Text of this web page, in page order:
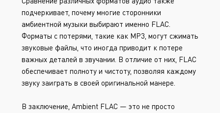
подчеркивает, почему многие сторонники
амбиентной музыки выбирают именно FLAC.
Форматы с потерями, такие как MP3, могут сжимать
звуковые файлы, что иногда приводит к потере
важных деталей в звучании. В отличие от них, FLAC
обеспечивает полноту и чистоту, позволяя каждому
звуку заиграть в своей оригинальной манере.
В заключение, Ambient FLAC — это не просто